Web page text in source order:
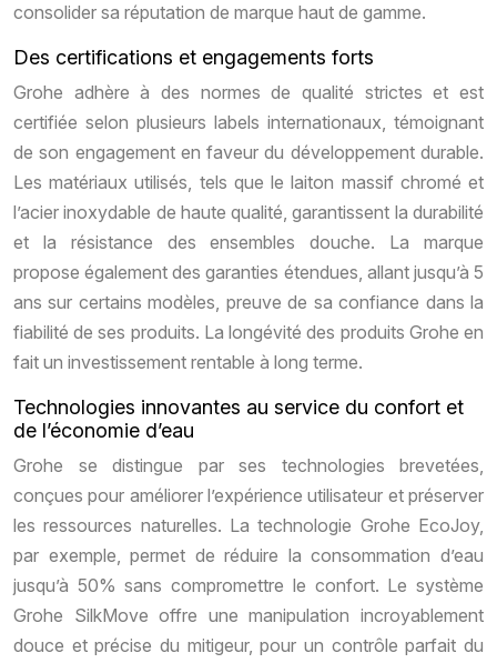
consolider sa réputation de marque haut de gamme.
Des certifications et engagements forts
Grohe adhère à des normes de qualité strictes et est
certifiée selon plusieurs labels internationaux, témoignant
de son engagement en faveur du développement durable.
Les matériaux utilisés, tels que le laiton massif chromé et
l’acier inoxydable de haute qualité, garantissent la durabilité
et la résistance des ensembles douche. La marque
propose également des garanties étendues, allant jusqu’à 5
ans sur certains modèles, preuve de sa confiance dans la
fiabilité de ses produits. La longévité des produits Grohe en
fait un investissement rentable à long terme.
Technologies innovantes au service du confort et
de l’économie d’eau
Grohe se distingue par ses technologies brevetées,
conçues pour améliorer l’expérience utilisateur et préserver
les ressources naturelles. La technologie Grohe EcoJoy,
par exemple, permet de réduire la consommation d’eau
jusqu’à 50% sans compromettre le confort. Le système
Grohe SilkMove offre une manipulation incroyablement
douce et précise du mitigeur, pour un contrôle parfait du